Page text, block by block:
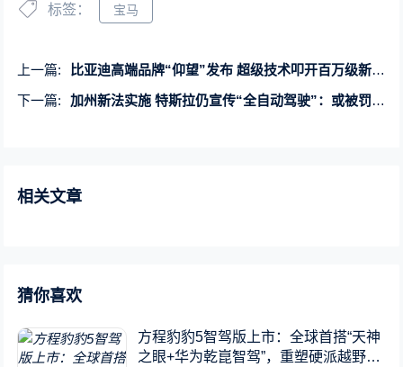
标签： 宝马
上一篇:
比亚迪高端品牌“仰望”发布 超级技术叩开百万级新能源市场大门
下一篇:
加州新法实施 特斯拉仍宣传“全自动驾驶”：或被罚数千万美元
相关文章
猜你喜欢
方程豹豹5智驾版上市：全球首搭“天神
之眼+华为乾崑智驾”，重塑硬派越野新